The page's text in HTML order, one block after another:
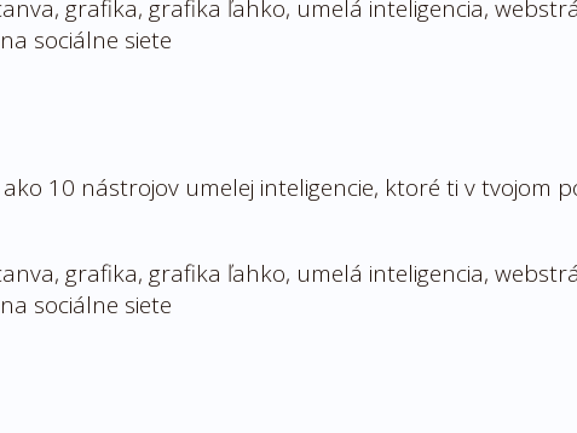
10 nástrojov umelej inteligencie, ktoré ti v tvojom